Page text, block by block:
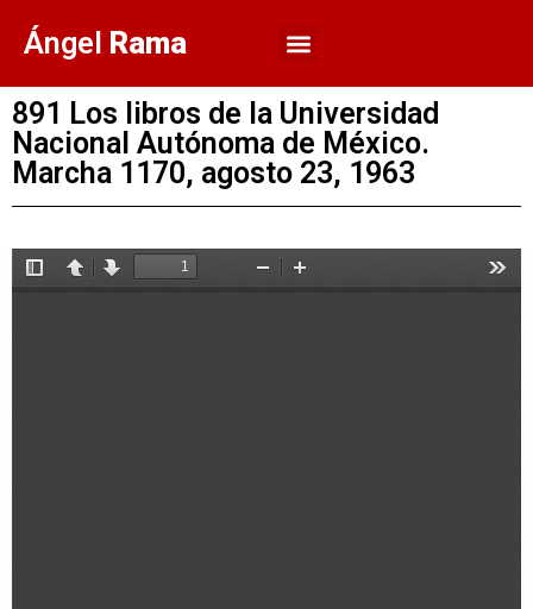
Ángel Rama
891 Los libros de la Universidad
Nacional Autónoma de México.
Marcha 1170, agosto 23, 1963